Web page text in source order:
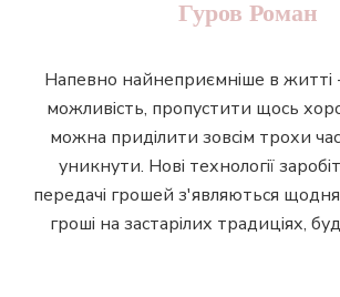
Гуров Роман
Напевно найнеприємніше в житті
можливість, пропустити щось
можна приділити зовсім трохи
уникнути. Нові технології
передачі грошей з'являються
гроші на застарілих традиціях,